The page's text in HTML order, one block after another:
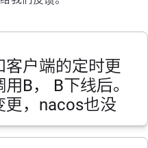
户端的定时更
B， B下线后。
更，nacos也没